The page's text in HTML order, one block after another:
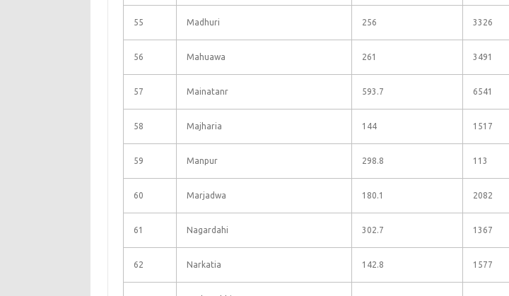
55 Madhuri 256 3326
56 Mahuawa 261 3491
57 Mainatanr 593.7 6541
58 Majharia 144 1517
59 Manpur 298.8 113
60 Marjadwa 180.1 2082
61 Nagardahi 302.7 1367
62 Narkatia 142.8 1577